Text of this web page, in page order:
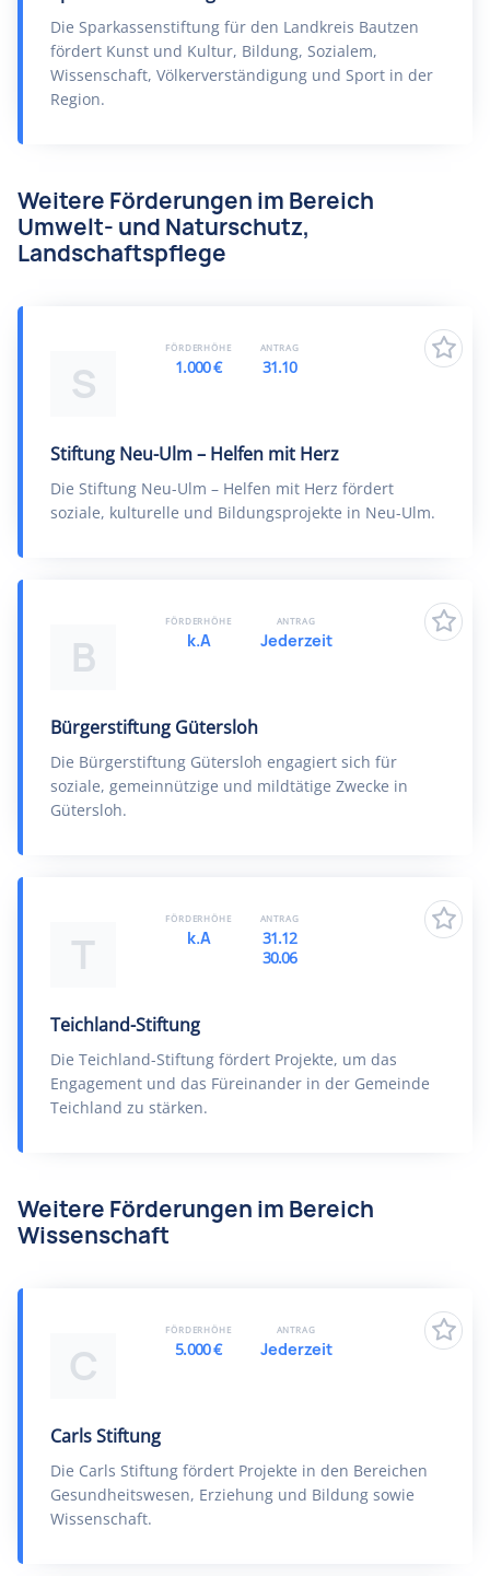
Die Sparkassenstiftung für den Landkreis Bautzen
fördert Kunst und Kultur, Bildung, Sozialem,
Wissenschaft, Völkerverständigung und Sport in der
Region.
Weitere Förderungen im Bereich
Umwelt- und Naturschutz,
Landschaftspflege
S
Stiftung Neu-Ulm – Helfen mit Herz
Die Stiftung Neu-Ulm – Helfen mit Herz fördert
soziale, kulturelle und Bildungsprojekte in Neu-Ulm.
FÖRDERHÖHE
1.000 €
ANTRAG
31.10
B
Bürgerstiftung Gütersloh
Die Bürgerstiftung Gütersloh engagiert sich für
soziale, gemeinnützige und mildtätige Zwecke in
Gütersloh.
FÖRDERHÖHE
k.A
ANTRAG
Jederzeit
T
Teichland-Stiftung
Die Teichland-Stiftung fördert Projekte, um das
Engagement und das Füreinander in der Gemeinde
Teichland zu stärken.
FÖRDERHÖHE
k.A
ANTRAG
31.12
30.06
Weitere Förderungen im Bereich
Wissenschaft
C
Carls Stiftung
Die Carls Stiftung fördert Projekte in den Bereichen
Gesundheitswesen, Erziehung und Bildung sowie
Wissenschaft.
FÖRDERHÖHE
5.000 €
ANTRAG
Jederzeit